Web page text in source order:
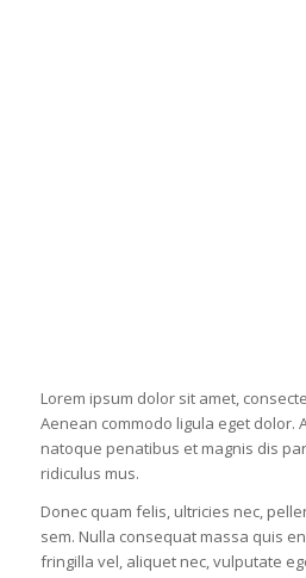
Lorem ipsum dolor sit amet,
Aenean commodo ligula eget dolor.
natoque penatibus et magnis dis
ridiculus mus.
Donec quam felis, ultricies nec,
sem. Nulla consequat massa quis
fringilla vel, aliquet nec, vulputate